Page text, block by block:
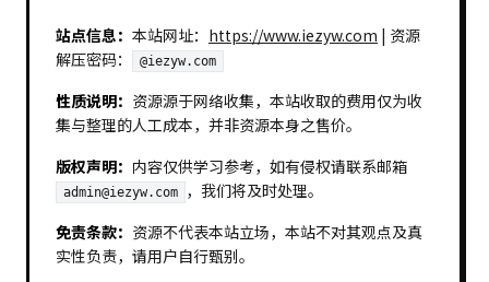
站点信息： 本站网址： https://www.iezyw.com | 资源
解压密码：
@iezyw.com
性质说明： 资源源于网络收集，本站收取的费用仅为收
集与整理的人工成本，并非资源本身之售价。
版权声明： 内容仅供学习参考，如有侵权请联系邮箱
admin@iezyw.com
，我们将及时处理。
免责条款： 资源不代表本站立场，本站不对其观点及真
实性负责，请用户自行甄别。